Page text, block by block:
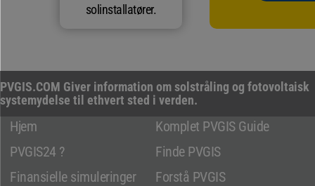
solinstallatører.
PVGIS.COM Giver information om solstråling og fotovoltaisk
systemydelse til ethvert sted i verden.
Hjem
PVGIS24 ?
Finansielle simuleringer
Komplet PVGIS Guide
Finde PVGIS
Forstå PVGIS